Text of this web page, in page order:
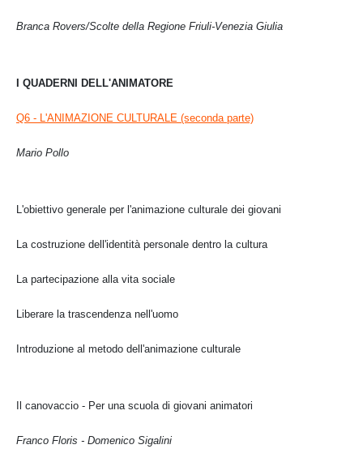
Branca Rovers/Scolte della Regione Friuli-Venezia Giulia
I QUADERNI DELL'ANIMATORE
Q6 - L'ANIMAZIONE CULTURALE (seconda parte)
Mario Pollo
L'obiettivo generale per l'animazione culturale dei giovani
La costruzione dell'identità personale dentro la cultura
La partecipazione alla vita sociale
Liberare la trascendenza nell'uomo
Introduzione al metodo dell'animazione culturale
Il canovaccio - Per una scuola di giovani animatori
Franco Floris - Domenico Sigalini